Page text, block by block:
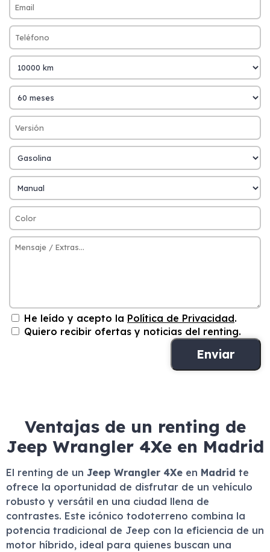
He leído y acepto la Política de Privacidad.
Quiero recibir ofertas y noticias del renting.
Ventajas de un renting de
Jeep Wrangler 4Xe en Madrid
El renting de un Jeep Wrangler 4Xe en Madrid te
ofrece la oportunidad de disfrutar de un vehículo
robusto y versátil en una ciudad llena de
contrastes. Este icónico todoterreno combina la
potencia tradicional de Jeep con la eficiencia de un
motor híbrido, ideal para quienes buscan una